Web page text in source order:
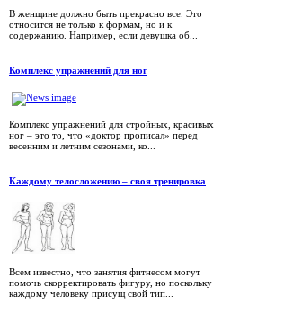
В женщине должно быть прекрасно все. Это
относится не только к формам, но и к
содержанию. Например, если девушка об...
Комплекс упражнений для ног
Комплекс упражнений для стройных, красивых
ног – это то, что «доктор прописал» перед
весенним и летним сезонами, ко...
Каждому телосложению – своя тренировка
Всем известно, что занятия фитнесом могут
помочь скорректировать фигуру, но поскольку
каждому человеку присущ свой тип...